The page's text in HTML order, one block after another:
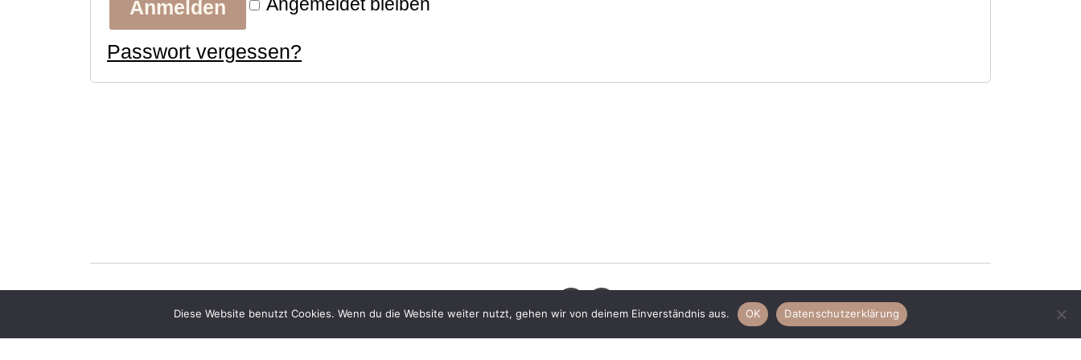
Anmelden
Passwort vergessen?
Diese Website benutzt Cookies. Wenn du die Website weiter nutzt, gehen wir von deinem Einverständnis aus. OK Datenschutzerklärung